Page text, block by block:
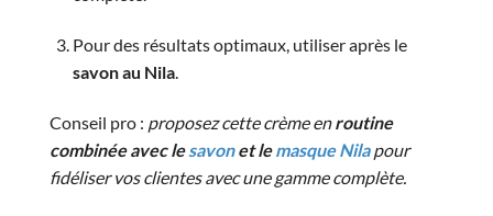
Pour des résultats optimaux, utiliser après le
savon au Nila.
Conseil pro : proposez cette crème enroutine
combinée avec lesavonet lemasque Nilapour
fidéliser vos clientes avec une gamme complète.